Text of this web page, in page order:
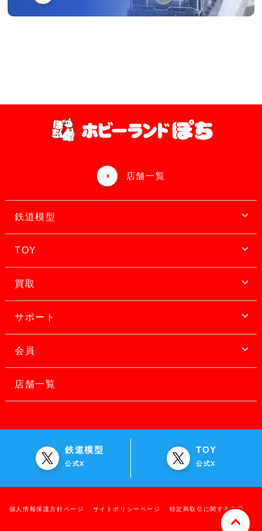
店舗一覧
鉄道模型
TOY
買取
サポート
会員
店舗一覧
鉄道模型
公式X
TOY
公式X
個人情報保護方針ページ サイトポリシーページ 特定商取引に関する表示